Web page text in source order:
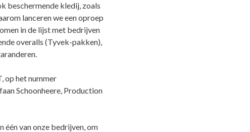
beschermende kledij, zoals
lanceren we een oproep
in de lijst met bedrijven
overalls (Tyvek-pakken),
op het nummer
Schoonheere, Production
één van onze bedrijven, om